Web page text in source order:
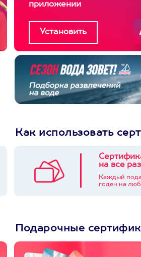
приложении
Как использовать
на все
Каждый
годен на
Подарочные